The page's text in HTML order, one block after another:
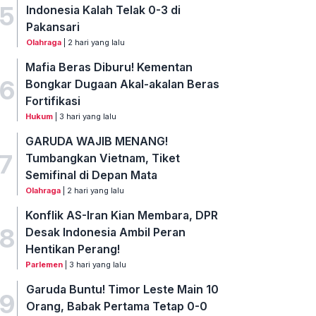
Indonesia Kalah Telak 0-3 di
Pakansari
Olahraga| 2 hari yang lalu
Mafia Beras Diburu! Kementan
Bongkar Dugaan Akal-akalan Beras
Fortifikasi
Hukum | 3 hari yang lalu
GARUDA WAJIB MENANG!
Tumbangkan Vietnam, Tiket
Semifinal di Depan Mata
Olahraga | 2 hari yang lalu
Konflik AS-Iran Kian Membara, DPR
Desak Indonesia Ambil Peran
Hentikan Perang!
Parlemen | 3 hari yang lalu
Garuda Buntu! Timor Leste Main 10
Orang, Babak Pertama Tetap 0-0